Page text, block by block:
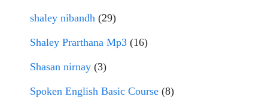
shaley nibandh (29)
Shaley Prarthana Mp3 (16)
Shasan nirnay (3)
Spoken English Basic Course (8)